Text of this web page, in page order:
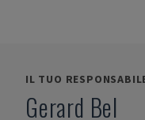
IL TUO
Gerard Bel